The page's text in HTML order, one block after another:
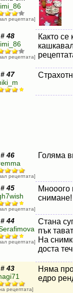
рецептата]
# 48
рецептата]
Както се
# 47
# 46
рецептата]
Голяма
# 45
рецептата]
Мнооого
снимане!
# 44
рецептата]
Стана
пък
На
доста
# 43
рецептата]
Няма
едро